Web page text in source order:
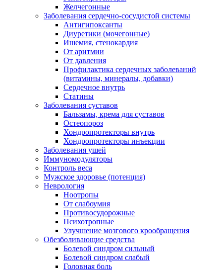
Желчегонные
Заболевания сердечно-сосудистой системы
Антигипоксанты
Диуретики (мочегонные)
Ишемия, стенокардия
От аритмии
От давления
Профилактика сердечных заболеваний
(витамины, минералы, добавки)
Сердечное внутрь
Статины
Заболевания суставов
Бальзамы, крема для суставов
Остеопороз
Хондропротекторы внутрь
Хондропротекторы инъекции
Заболевания ушей
Иммуномодуляторы
Контроль веса
Мужское здоровье (потенция)
Неврология
Ноотропы
От слабоумия
Противосудорожные
Психотропные
Улучшение мозгового крообращения
Обезболивающие средства
Болевой синдром сильный
Болевой синдром слабый
Головная боль